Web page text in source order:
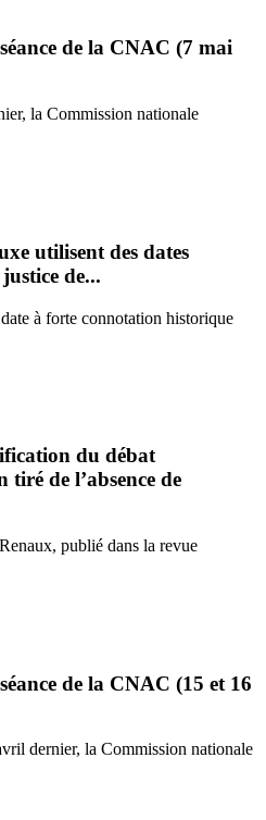
de la CNAC (7 mai
la Commission nationale
utilisent des dates
de...
à forte connotation historique
du débat
tiré de l’absence de
publié dans la revue
de la CNAC (15 et 16
dernier, la Commission nationale